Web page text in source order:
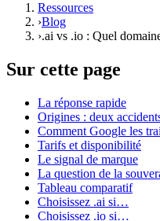
Ressources
›Blog
›.ai vs .io : Quel
Sur cette page
La réponse rapide
Origines : deux
Comment Google les
Tarifs et disponibilité
Le signal de marque
La question de la
Tableau comparatif
Choisissez .ai si…
Choisissez .io si…